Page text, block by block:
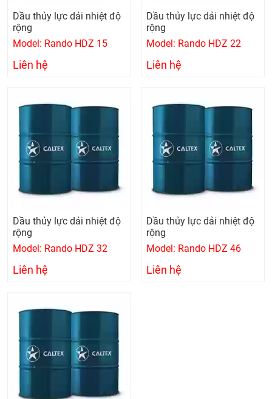
Dầu thủy lực dải nhiệt độ
rộng
Model: Rando HDZ 15
Liên hệ
Dầu thủy lực dải nhiệt độ
rộng
Model: Rando HDZ 22
Liên hệ
Dầu thủy lực dải nhiệt độ
rộng
Model: Rando HDZ 32
Liên hệ
Dầu thủy lực dải nhiệt độ
rộng
Model: Rando HDZ 46
Liên hệ